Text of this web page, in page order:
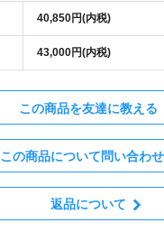
40,850円(内税)
43,000円(内税)
この商品を友達に教える
この商品について問い合わ
返品について